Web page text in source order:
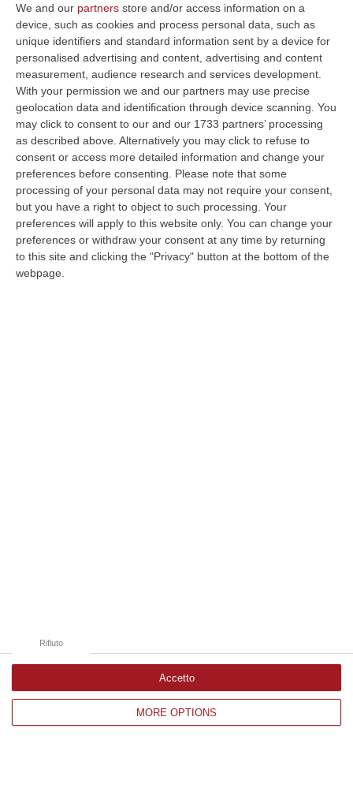
We and our partners store and/or access information on a
device, such as cookies and process personal data, such as
unique identifiers and standard information sent by a device for
personalised advertising and content, advertising and content
measurement, audience research and services development.
With your permission we and our partners may use precise
geolocation data and identification through device scanning. You
may click to consent to our and our 1733 partners’ processing
as described above. Alternatively you may click to refuse to
consent or access more detailed information and change your
preferences before consenting.
Please note that some
processing of your personal data may not require your consent,
but you have a right to object to such processing. Your
preferences will apply to this website only. You can change your
preferences or withdraw your consent at any time by returning
to this site and clicking the "Privacy" button at the bottom of the
webpage.
MORE OPTIONS
Rifiuto
Accetto
“MESSINA “Chiediamo che venga chiusa la società Stretto di Messina. La
liquidazione era stata già indicata dal governo Monti nel 2013, e la…
08 Agosto, 21:20
Vinitaly And The City A Reggio: Il Grande Abbraccio Tra Identità
Del Territorio, Storia E Cultura – FOTO
“REGGIO CALABRIA Vinitaly and the City arriva a Reggio Calabria. Dopo il
successo dell’edizione di Sibari, dove la manifestazione ha fatto s…
08 Agosto, 20:47
Pride, La “prima Volta” Dell’onda Arcobaleno A Catanzaro. In
Migliaia In Marcia Per I Diritti E La Libertà – FOTO
“CATANZARO Una prima volta destinata a lasciare un segno nella storia
della città. Catanzaro oggi celebra il suo primo Pride: colori, musica…
08 Agosto, 19:38
Corriere delle Calabria è una testata giornalistica di News&Com S.r.l